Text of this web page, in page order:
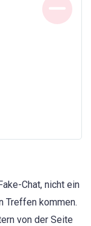
Chat, nicht ein
Treffen kommen.
von der Seite